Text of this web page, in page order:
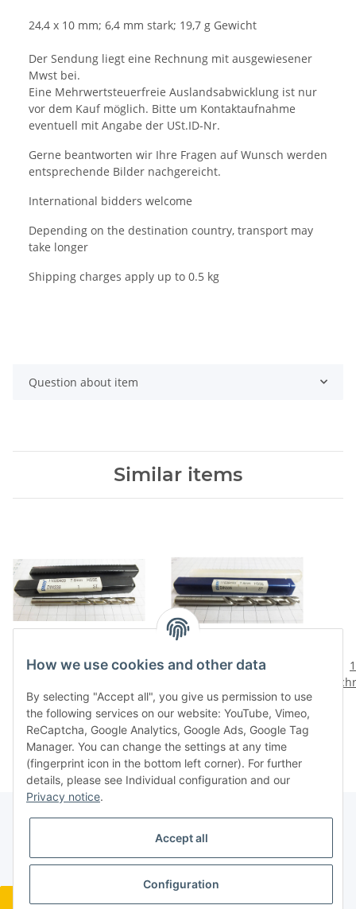
24,4 x 10 mm; 6,4 mm stark; 19,7 g Gewicht
Der Sendung liegt eine Rechnung mit ausgewiesener
Mwst bei.
Eine Mehrwertsteuerfreie Auslandsabwicklung ist nur
vor dem Kauf möglich. Bitte um Kontaktaufnahme
eventuell mit Angabe der USt.ID-Nr.
Gerne beantworten wir Ihre Fragen auf Wunsch werden
entsprechende Bilder nachgereicht.
International bidders welcome
Depending on the destination country, transport may
take longer
Shipping charges apply up to 0.5 kg
Question about item
Similar items
Orion HSS-E 7,6 mm
Länge 116 mm
Markenbohrer,
Rechnung
2,40 €*
Orion HSS-E 7,4 mm
Länge 107 mm
Markenbohrer,
Rechnung
2,28 €*
Revocation button
How we use cookies and other data
By selecting "Accept all", you give us permission to use
the following services on our website: YouTube, Vimeo,
ReCaptcha, Google Analytics, Google Ads, Google Tag
Manager. You can change the settings at any time
(fingerprint icon in the bottom left corner). For further
details, please see Individual configuration and our
Privacy notice.
Accept all
Configuration